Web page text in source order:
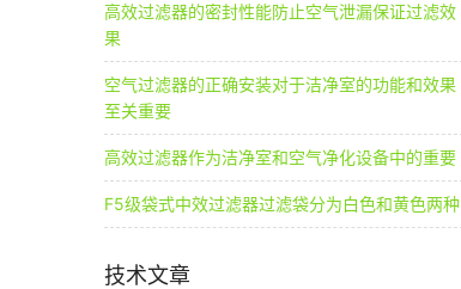
高效过滤器的密封性能防止空气泄漏保证过滤效
果
空气过滤器的正确安装对于洁净室的功能和效果
至关重要
高效过滤器作为洁净室和空气净化设备中的重要
F5级袋式中效过滤器过滤袋分为白色和黄色两种
技术文章